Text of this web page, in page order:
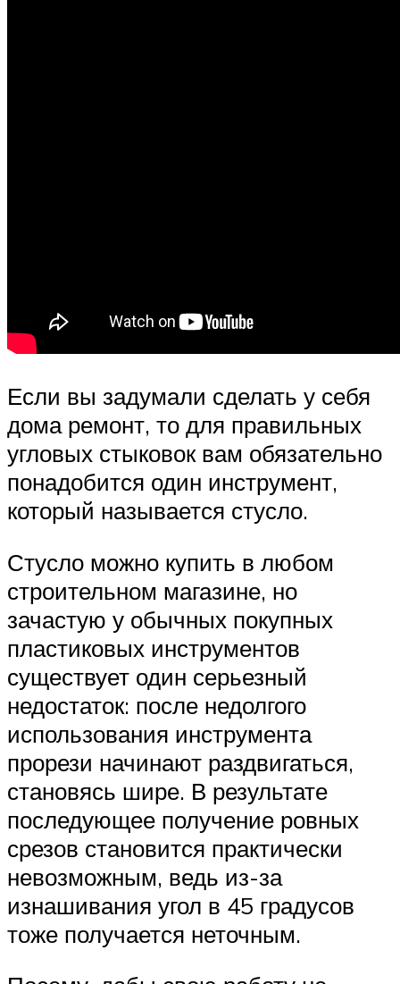
Если вы задумали сделать у себя
дома ремонт, то для правильных
угловых стыковок вам обязательно
понадобится один инструмент,
который называется стусло.
Стусло можно купить в любом
строительном магазине, но
зачастую у обычных покупных
пластиковых инструментов
существует один серьезный
недостаток: после недолгого
использования инструмента
прорези начинают раздвигаться,
становясь шире. В результате
последующее получение ровных
срезов становится практически
невозможным, ведь из-за
изнашивания угол в 45 градусов
тоже получается неточным.